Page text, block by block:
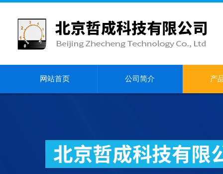
网站首页 公司简介 产